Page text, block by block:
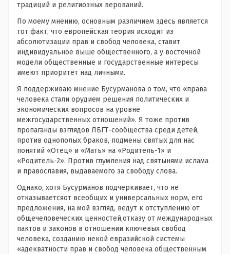
традиций и религиозных верований.
По моему мнению, основным различием здесь является
тот факт, что европейская теория исходит из
абсолютизации прав и свобод человека, ставит
индивидуальное выше общественного, а у восточной
модели общественные и государственные интересы
имеют приоритет над личными.
Я поддерживаю мнение Бусурманова о том, что «права
человека стали орудием решения политических и
экономических вопросов на уровне
межгосударственных отношений». Я тоже против
пропаганды взглядов ЛБГТ-сообщества среди детей,
против однополых браков, подмены святых для нас
понятий «Отец» и «Мать» на «Родитель-1» и
«Родитель-2». Против глумления над святынями ислама
и православия, выдаваемого за свободу слова.
Однако, хотя Бусурманов подчеркивает, что не
отказываетсяот всеобщих и универсальных норм, его
предложения, на мой взгляд, ведут к отступлению от
общечеловеческих ценностей,отказу от международных
пактов и законов в отношении ключевых свобод
человека, созданию некой евразийской системы
«адекватности прав и свобод человека общественным